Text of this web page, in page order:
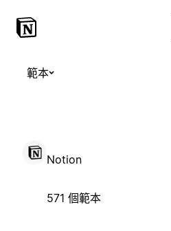
範本
Notion
571 個範本